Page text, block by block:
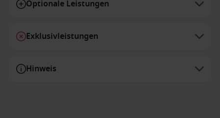
Optionale Leistungen
Exklusivleistungen
Hinweis